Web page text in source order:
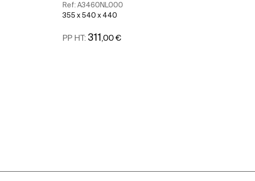
Ref:A3460NL000
355 x 540 x 440
PP HT:311,00 €